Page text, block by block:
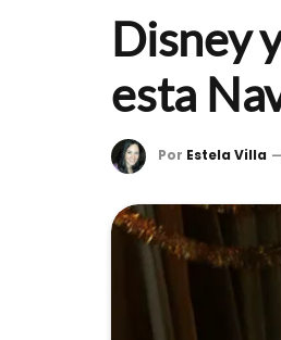
Disney
esta
Por Estela Villa